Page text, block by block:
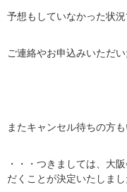
予想もしていなかった状
ご連絡やお申込みいただ
またキャンセル待ちの方
・・・つきましては、大
だくことが決定いたしまし